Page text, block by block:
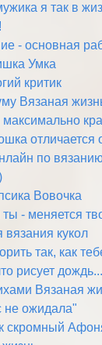
я так в
- основная
Умка
критик
Вязаная
отличается
по
Вовочка
- меняется
кукол
так, как
рисует дождь...
Вязаная
не ожидала"
скромный